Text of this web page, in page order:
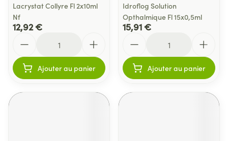
Lacrystat Collyre Fl 2x10ml
Nf
12,92 €
Ajouter au panier
Idroflog Solution
Opthalmique Fl 15x0,5ml
15,91 €
Ajouter au panier